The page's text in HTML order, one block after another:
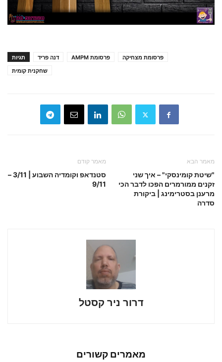
תגיות דנה פריד פרסומת AMPM
פרסומת מצחיקה
שחקנית קומית
מאמר קודם
סטנדאפ וקומדיה השבוע | 3/11 –
9/11
מאמר הבא
"שיטת קומינסקי" – איך שני
זקנים ממורמרים הפכו לדבר הכי
מרענן בסטרימינג | ביקורת
סדרה
דרור ניר קסטל
מאמרים קשורים